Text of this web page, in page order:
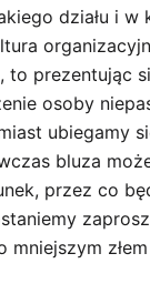
działu i w
to prezentując
osoby
ubiegamy
bluza
przez co